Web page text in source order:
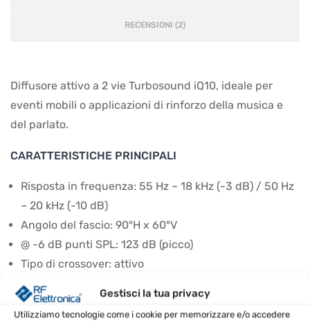
Gestisci la tua privacy
Utilizziamo tecnologie come i cookie per memorizzare e/o accedere
RECENSIONI (2)
Diffusore attivo a 2 vie Turbosound iQ10, ideale per
eventi mobili o applicazioni di rinforzo della musica e
del parlato.
CARATTERISTICHE PRINCIPALI
Risposta in frequenza: 55 Hz – 18 kHz (-3 dB) / 50 Hz
– 20 kHz (-10 dB)
Angolo del fascio: 90°H x 60°V
@ -6 dB punti SPL: 123 dB (picco)
Tipo di crossover: attivo
1x 10“ (256 mm) Driver LF
1 x 1" (25,4 mm) driver del tweeter